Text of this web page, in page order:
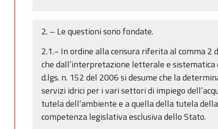
2. – Le questioni sono fondate.
2.1.− In ordine alla censura riferita al comma 2
che dall’interpretazione letterale e
d.lgs. n. 152 del 2006 si desume che la
servizi idrici per i vari settori di impiego
tutela dell’ambiente e a quella della tutela
competenza legislativa esclusiva dello Stato.